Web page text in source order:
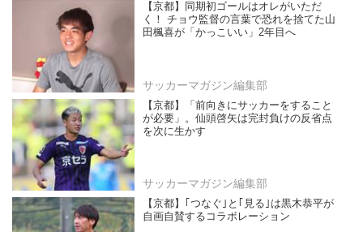
【京都】同期初ゴールはオレがいただ
く！ チョウ監督の言葉で恐れを捨てた山
田楓喜が「かっこいい」2年目へ
サッカーマガジン編集部
【京都】「前向きにサッカーをすること
が必要」。仙頭啓矢は完封負けの反省点
を次に生かす
サッカーマガジン編集部
【京都】｢つなぐ｣と｢見る｣は黒木恭平が
自画自賛するコラボレーション